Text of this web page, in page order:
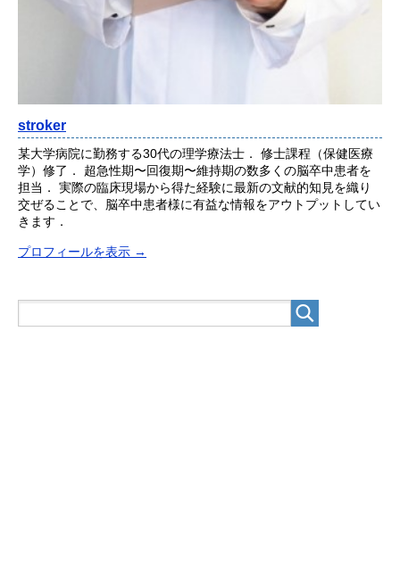
stroker
某大学病院に勤務する30代の理学療法士． 修士課程（保健医療
学）修了． 超急性期〜回復期〜維持期の数多くの脳卒中患者を
担当． 実際の臨床現場から得た経験に最新の文献的知見を織り
交ぜることで、脳卒中患者様に有益な情報をアウトプットしてい
きます．
プロフィールを表示 →